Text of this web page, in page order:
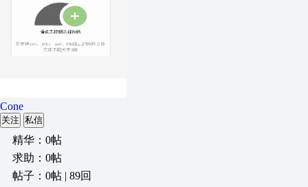
Cone
关注 私信
精华：0帖
求助：0帖
帖子：0帖 | 89回